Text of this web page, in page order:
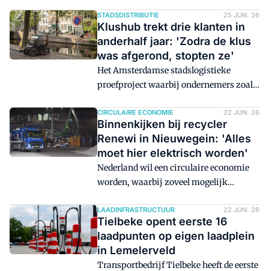
open. Er is ruim 119 miljoen euro
beschikbaar. Nieuwe voorwaarde is dat
ondernemers binnen een maand na
toekenning de e-truck moeten kopen.
STADSDISTRIBUTIE 25 JUN. 26
Klushub trekt drie klanten in
anderhalf jaar: 'Zodra de klus
was afgerond, stopten ze'
Het Amsterdamse stadslogistieke
proefproject waarbij ondernemers zoals
konden omruilen voor een kleiner
elektrisch alternatief, is na anderhalf
jaar nog geen succes. Slechts drie
bedrijven werden klant.
CIRCULAIRE ECONOMIE 22 JUN. 26
Binnenkijken bij recycler
Renewi in Nieuwegein: 'Alles
moet hier elektrisch worden'
Nederland wil een circulaire economie
worden, waarbij zoveel mogelijk
Recycler Renewi in Nieuwegein
verwerkt onder andere bouw- en
sloopafval. Logistiek.nl nam een kijkje
achter de schermen.
LAADINFRASTRUCTUUR 22 JUN. 26
Tielbeke opent eerste 16
laadpunten op eigen laadplein
in Lemelerveld
Transportbedrijf Tielbeke heeft de eerste